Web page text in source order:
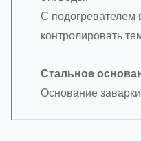
С подогревателем
контролировать
Стальное
Основание